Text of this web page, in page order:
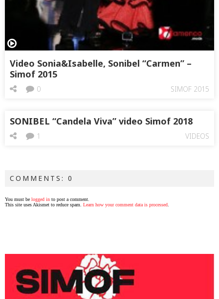
Video Sonia&Isabelle, Sonibel “Carmen” –
Simof 2015
SIMOF 2015
0
SONIBEL “Candela Viva” video Simof 2018
VIDEOS
1
COMMENTS: 0
You must be logged in to post a comment.
This site uses Akismet to reduce spam. Learn how your comment data is processed